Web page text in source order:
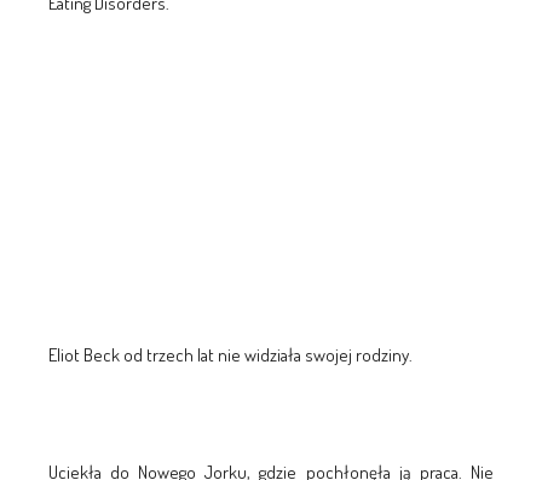
Eliot Beck od trzech lat nie widziała swojej rodziny.
Uciekła do Nowego Jorku, gdzie pochłonęła ją praca. Nie